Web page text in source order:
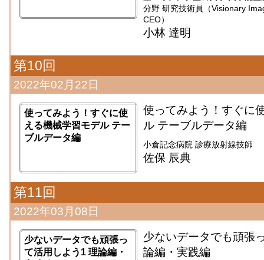
分野 研究技術員（Visionary
CEO）
小林 達明
第10回
2022年02月22日
使ってみよう！すぐに使
える機械学習モデル テー
ブルデータ編
使ってみよう！すぐに
ル テーブルデータ編
小倉記念病院 診療放射線技師
佐保 辰典
第11回
2022年03月08日
少ないデータでも頑張っ
て活用しよう1 理論編・
少ないデータでも頑張
論編・実践編